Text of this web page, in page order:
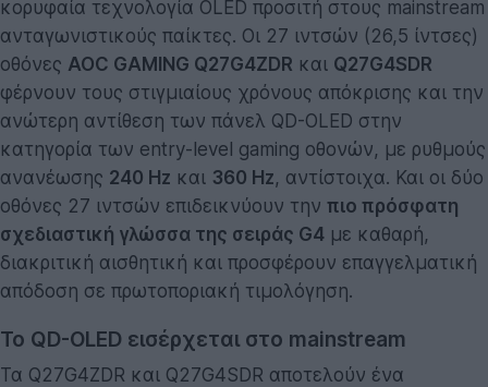
κορυφαία τεχνολογία OLED προσιτή στους mainstream
ανταγωνιστικούς παίκτες. Οι 27 ιντσών (26,5 ίντσες)
οθόνες AOC GAMING Q27G4ZDR και Q27G4SDR
φέρνουν τους στιγμιαίους χρόνους απόκρισης και την
ανώτερη αντίθεση των πάνελ QD-OLED στην
κατηγορία των entry-level gaming οθονών, με ρυθμούς
ανανέωσης 240 Hz και 360 Hz, αντίστοιχα. Και οι δύο
οθόνες 27 ιντσών επιδεικνύουν την πιο πρόσφατη
σχεδιαστική γλώσσα της σειράς G4 με καθαρή,
διακριτική αισθητική και προσφέρουν επαγγελματική
απόδοση σε πρωτοποριακή τιμολόγηση.
Το QD-OLED εισέρχεται στο mainstream
Τα Q27G4ZDR και Q27G4SDR αποτελούν ένα